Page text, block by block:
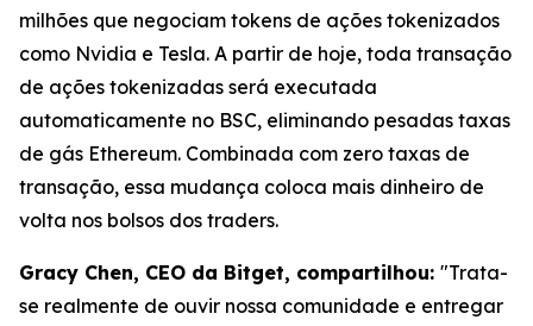
milhões que negociam tokens de ações tokenizados
como Nvidia e Tesla. A partir de hoje, toda transação
de ações tokenizadas será executada
automaticamente no BSC, eliminando pesadas taxas
de gás Ethereum. Combinada com zero taxas de
transação, essa mudança coloca mais dinheiro de
volta nos bolsos dos traders.
Gracy Chen, CEO da Bitget, compartilhou: "Trata-
se realmente de ouvir nossa comunidade e entregar